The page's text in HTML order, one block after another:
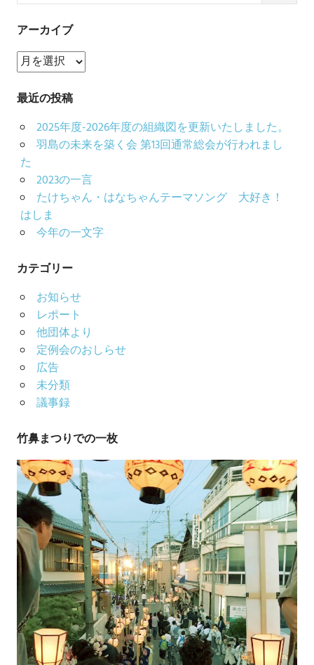
アーカイブ
ア
ー
カ
ブ
最近の投稿
2025年度-2026年度の組織図を更新いたしました。
羽島の未来を築く会 第13回通常総会が行われまし
た
2023の一言
たけちゃん・はなちゃんテーマソング 大好き！
はしま
今年の一文字
カテゴリー
お知らせ
レポート
他団体より
定例会のおしらせ
広告
未分類
議事録
竹鼻まつりでの一枚